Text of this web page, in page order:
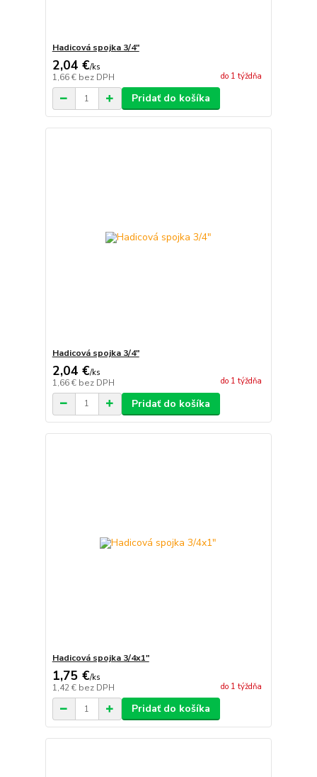
Hadicová spojka 3/4"
2,04 €/ks
1,66 € bez DPH do 1 týždňa
Pridať do košíka
Hadicová spojka 3/4"
2,04 €/ks
1,66 € bez DPH do 1 týždňa
Pridať do košíka
Hadicová spojka 3/4x1"
1,75 €/ks
1,42 € bez DPH do 1 týždňa
Pridať do košíka